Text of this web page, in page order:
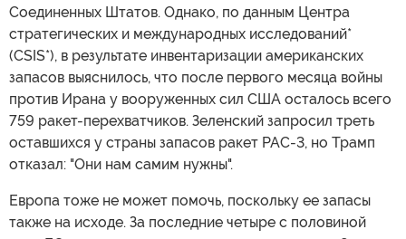
Соединенных Штатов. Однако, по данным Центра
стратегических и международных исследований*
(CSIS*), в результате инвентаризации американских
запасов выяснилось, что после первого месяца войны
против Ирана у вооруженных сил США осталось всего
759 ракет-перехватчиков. Зеленский запросил треть
оставшихся у страны запасов ракет PAC-3, но Трамп
отказал: "Они нам самим нужны".
Европа тоже не может помочь, поскольку ее запасы
также на исходе. За последние четыре с половиной